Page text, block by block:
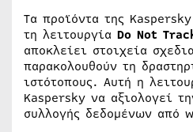
Τα προϊόντα της
τη λειτουργία Do Not
αποκλείει στοιχεία
παρακολουθούν τη
ιστότοπους. Αυτή η
Kaspersky να αξιολογεί
συλλογής δεδομένων από